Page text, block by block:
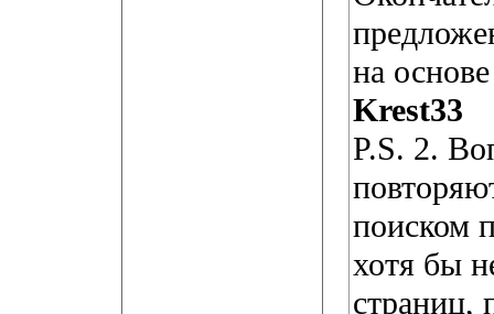
на
Krest33
P.S. 2.
поиском
хотя бы
страниц,